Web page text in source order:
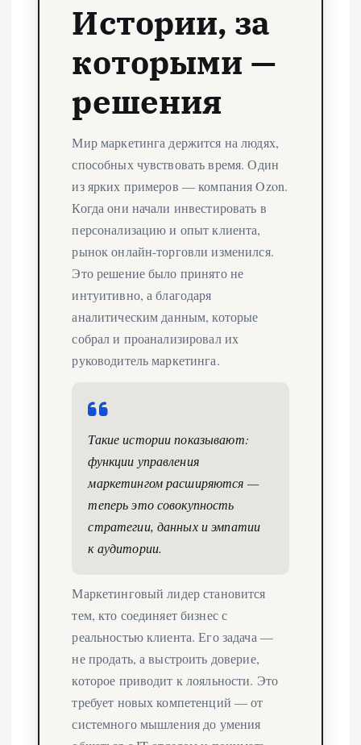
Истории, за
которыми —
решения
Мир маркетинга держится на людях,
способных чувствовать время. Один
из ярких примеров — компания Ozon.
Когда они начали инвестировать в
персонализацию и опыт клиента,
рынок онлайн-торговли изменился.
Это решение было принято не
интуитивно, а благодаря
аналитическим данным, которые
собрал и проанализировал их
руководитель маркетинга.
Такие истории показывают:
функции управления
маркетингом расширяются —
теперь это совокупность
стратегии, данных и эмпатии
к аудитории.
Маркетинговый лидер становится
тем, кто соединяет бизнес с
реальностью клиента. Его задача —
не продать, а выстроить доверие,
которое приводит к лояльности. Это
требует новых компетенций — от
системного мышления до умения